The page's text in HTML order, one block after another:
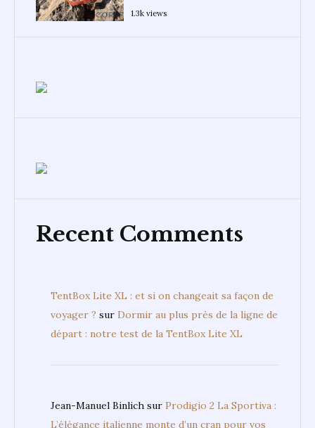
1.3k views
Recent Comments
TentBox Lite XL : et si on changeait sa façon de
voyager ? sur Dormir au plus près de la ligne de
départ : notre test de la TentBox Lite XL
Jean-Manuel Binlich sur Prodigio 2 La Sportiva :
L’élégance italienne monte d’un cran pour vos